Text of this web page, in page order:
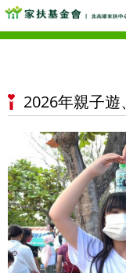
2026年親子